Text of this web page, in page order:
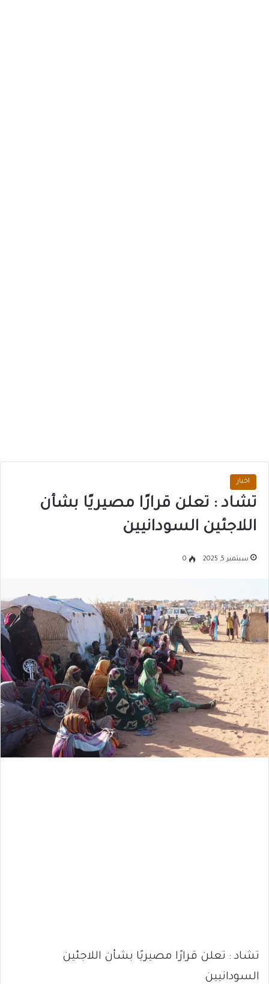
اخبار
تشاد : تعلن قرارًا مصيريًا بشأن
اللاجئين السودانيين
سبتمبر 5, 2025 0
تشاد : تعلن قرارًا مصيريًا بشأن اللاجئين
السودانيين